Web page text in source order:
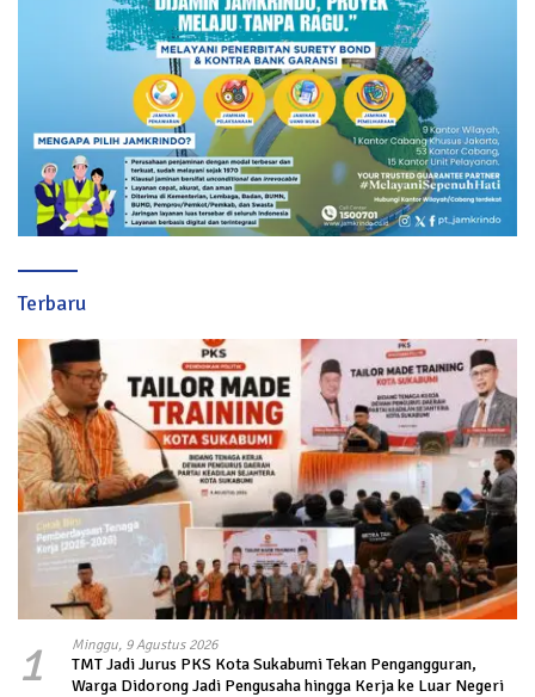
Terbaru
1 Minggu, 9 Agustus 2026
TMT Jadi Jurus PKS Kota Sukabumi Tekan Pengangguran,
Warga Didorong Jadi Pengusaha hingga Kerja ke Luar Negeri